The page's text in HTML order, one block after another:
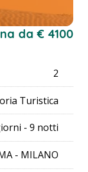
da € 4100
2
Turistica
- 9 notti
- MILANO